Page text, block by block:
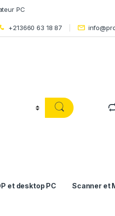
PC
+213660 63 18 87
et desktop PC Scanner et